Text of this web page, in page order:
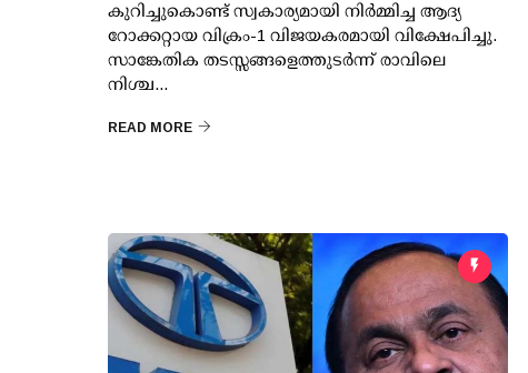
കുറിച്ചുകൊണ്ട് സ്വകാര്യമായി നിർമ്മിച്ച ആദ്യ
റോക്കറ്റായ വിക്രം-1 വിജയകരമായി വിക്ഷേപിച്ചു.
സാങ്കേതിക തടസ്സങ്ങളെത്തുടർന്ന് രാവിലെ
നിശ്ച...
READ MORE